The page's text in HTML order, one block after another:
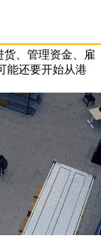
货、管理资金、雇
能还要开始从港